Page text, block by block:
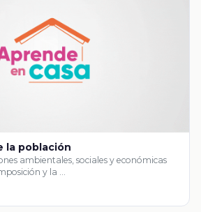
la población
ambientales, sociales y económicas
y la …